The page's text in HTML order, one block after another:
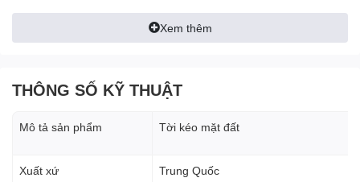
Xem thêm
THÔNG SỐ KỸ THUẬT
Mô tả sản phẩm Tời kéo mặt đất
Xuất xứ Trung Quốc